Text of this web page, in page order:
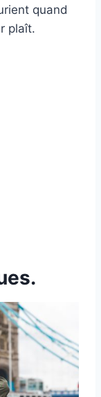
quand
plaît.